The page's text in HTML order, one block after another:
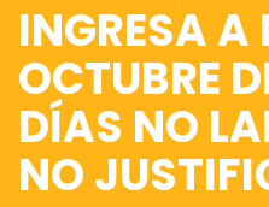
INGRESA
OCTUBRE
DÍAS NO
NO